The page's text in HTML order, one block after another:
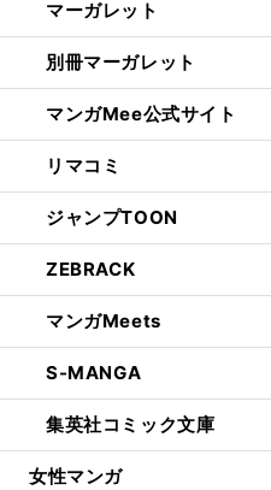
マーガレット
別冊マーガレット
マンガMee公式サイト
リマコミ
ジャンプTOON
ZEBRACK
マンガMeets
S-MANGA
集英社コミック文庫
女性マンガ